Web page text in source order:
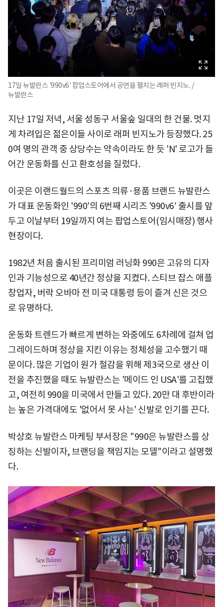
17일 뉴발란스 '990v6' 팝업스토어에서 공연을 펼치는 래퍼 빈지노. /
뉴발란스
지난 17일 저녁, 서울 성동구 서울숲 일대의 한 건물. 멋지
게 차려입은 젊은이들 사이로 래퍼 빈지노가 등장했다. 25
0여 명의 관객 중 상당수는 약속이라도 한 듯 'N' 로고가 들
어간 운동화를 신고 환호성을 질렀다.
이곳은 이랜드월드의 스포츠 의류·용품 브랜드 뉴발란스
가 대표 운동화인 '990′의 6번째 시리즈 '990v6′ 출시를 앞
두고 이날부터 19일까지 여는 팝업스토어(임시매장) 행사
현장이다.
1982년 처음 출시된 프리미엄 러닝화 990은 고유의 디자
인과 기능성으로 40년간 정상을 지켰다. 스티브 잡스 애플
창업자, 버락 오바마 전 미국 대통령 등이 즐겨 신은 것으
로 유명하다.
운동화 트렌드가 빠르게 변하는 와중에도 6차례에 걸쳐 업
그레이드하며 정상을 지킨 이유는 정체성을 고수했기 때
문이다. 많은 기업이 원가 절감을 위해 제3국으로 생산 이
전을 추진했을 때도 뉴발란스는 '메이드 인 USA'를 고집했
고, 여전히 990을 미국에서 만들고 있다. 20만 대 후반이라
는 높은 가격대에도 '없어서 못 사는' 신발로 인기를 끈다.
박상호 뉴발란스 마케팅 부서장은 "990은 뉴발란스를 상
징하는 신발이자, 브랜딩을 책임지는 모델"이라고 설명했
다.